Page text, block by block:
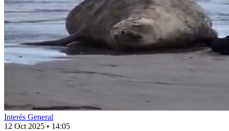
Interés General
12 Oct 2025 • 14:05